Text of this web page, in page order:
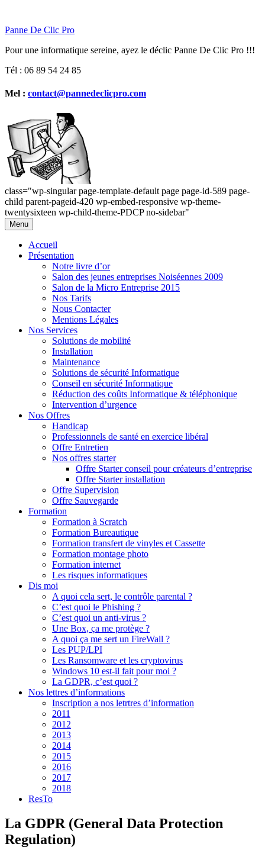
Panne De Clic Pro
Pour une informatique sereine, ayez le déclic Panne De Clic Pro !!!
Tél : 06 89 54 24 85
Mel : contact@pannedeclicpro.com
class="wp-singular page-template-default page page-id-589 page-
child parent-pageid-420 wp-embed-responsive wp-theme-
twentysixteen wp-child-theme-PDCP no-sidebar"
Aller
au
contenu
Menu
Accueil
Présentation
Notre livre d’or
Salon des jeunes entreprises Noiséennes 2009
Salon de la Micro Entreprise 2015
Nos Tarifs
Nous Contacter
Mentions Légales
Nos Services
Solutions de mobilité
Installation
Maintenance
Solutions de sécurité Informatique
Conseil en sécurité Informatique
Réduction des coûts Informatique & téléphonique
Intervention d’urgence
Nos Offres
Handicap
Professionnels de santé en exercice libéral
Offre Entretien
Nos offres starter
Offre Starter conseil pour créateurs d’entreprise
Offre Starter installation
Offre Supervision
Offre Sauvegarde
Formation
Formation à Scratch
Formation Bureautique
Formation transfert de vinyles et Cassette
Formation montage photo
Formation internet
Les risques informatiques
Dis moi
A quoi cela sert, le contrôle parental ?
C’est quoi le Phishing ?
C’est quoi un anti-virus ?
Une Box, ça me protège ?
A quoi ça me sert un FireWall ?
Les PUP/LPI
Les Ransomware et les cryptovirus
Windows 10 est-il fait pour moi ?
La GDPR, c’est quoi ?
Nos lettres d’informations
Inscription a nos letrtres d’information
2011
2012
2013
2014
2015
2016
2017
2018
ResTo
La GDPR (General Data Protection
Regulation)